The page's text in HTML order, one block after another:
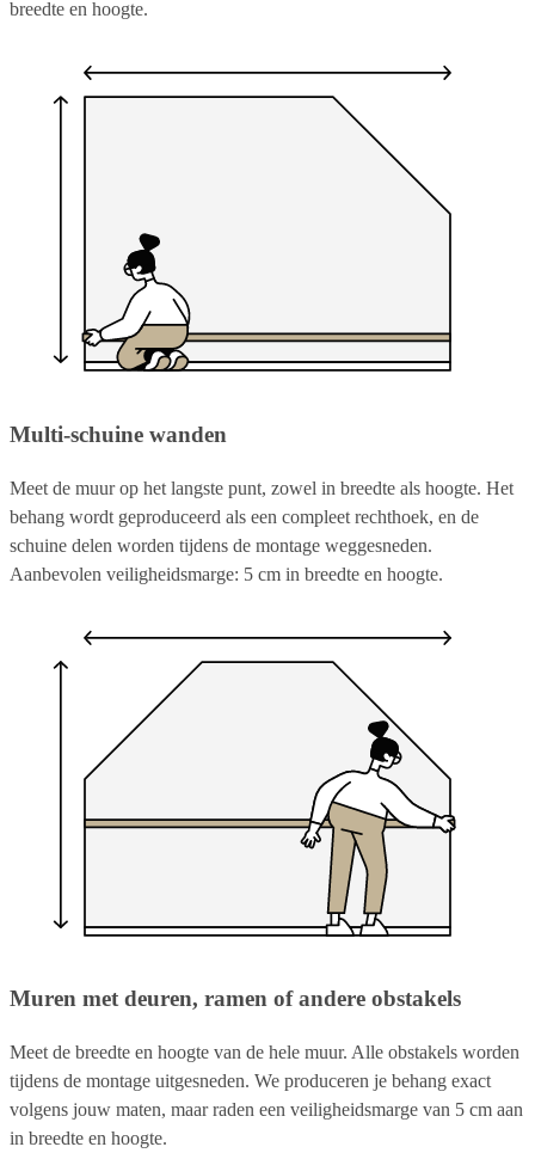
breedte en hoogte.
Multi-schuine wanden
Meet de muur op het langste punt, zowel in breedte als hoogte. Het
behang wordt geproduceerd als een compleet rechthoek, en de
schuine delen worden tijdens de montage weggesneden.
Aanbevolen veiligheidsmarge: 5 cm in breedte en hoogte.
Muren met deuren, ramen of andere obstakels
Meet de breedte en hoogte van de hele muur. Alle obstakels worden
tijdens de montage uitgesneden. We produceren je behang exact
volgens jouw maten, maar raden een veiligheidsmarge van 5 cm aan
in breedte en hoogte.